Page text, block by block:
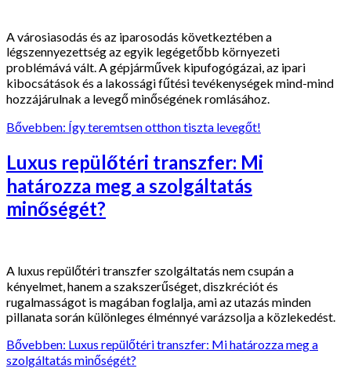
A városiasodás és az iparosodás következtében a
légszennyezettség az egyik legégetőbb környezeti
problémává vált. A gépjárművek kipufogógázai, az ipari
kibocsátások és a lakossági fűtési tevékenységek mind-mind
hozzájárulnak a levegő minőségének romlásához.
Bővebben: Így teremtsen otthon tiszta levegőt!
Luxus repülőtéri transzfer: Mi
határozza meg a szolgáltatás
minőségét?
A luxus repülőtéri transzfer szolgáltatás nem csupán a
kényelmet, hanem a szakszerűséget, diszkréciót és
rugalmasságot is magában foglalja, ami az utazás minden
pillanata során különleges élménnyé varázsolja a közlekedést.
Bővebben: Luxus repülőtéri transzfer: Mi határozza meg a
szolgáltatás minőségét?